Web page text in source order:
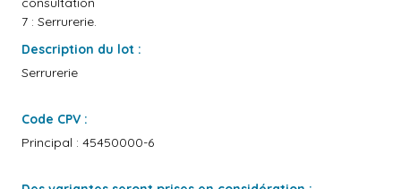
7 : Serrurerie.
Description du lot :
Serrurerie
Code CPV :
Principal : 45450000-6